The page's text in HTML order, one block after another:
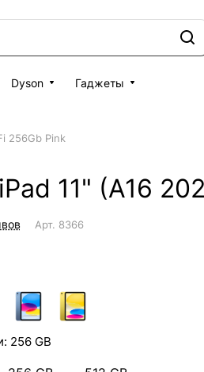
Dyson Гаджеты
256Gb Pink
11" (A16
Арт. 8366
256 GB